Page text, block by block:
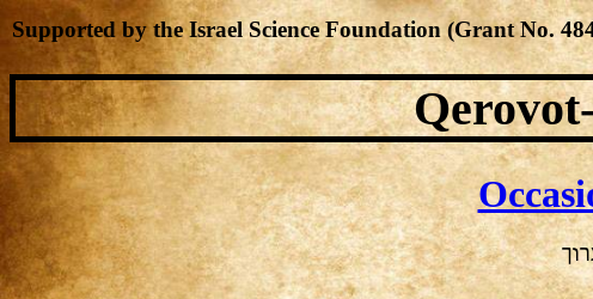
Supported by the Israel Science Foundation (Grant No.